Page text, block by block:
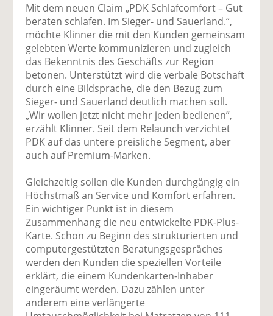
Mit dem neuen Claim „PDK Schlafcomfort – Gut
beraten schlafen. Im Sieger- und Sauerland.“,
möchte Klinner die mit den Kunden gemeinsam
gelebten Werte kommunizieren und zugleich
das Bekenntnis des Geschäfts zur Region
betonen. Unterstützt wird die verbale Botschaft
durch eine Bildsprache, die den Bezug zum
Sieger- und Sauerland deutlich machen soll.
„Wir wollen jetzt nicht mehr jeden bedienen”,
erzählt Klinner. Seit dem Relaunch verzichtet
PDK auf das untere preisliche Segment, aber
auch auf Premium-Marken.
Gleichzeitig sollen die Kunden durchgängig ein
Höchstmaß an Service und Komfort erfahren.
Ein wichtiger Punkt ist in diesem
Zusammenhang die neu entwickelte PDK-Plus-
Karte. Schon zu Beginn des strukturierten und
computergestützten Beratungsgespräches
werden den Kunden die speziellen Vorteile
erklärt, die einem Kundenkarten-Inhaber
eingeräumt werden. Dazu zählen unter
anderem eine verlängerte